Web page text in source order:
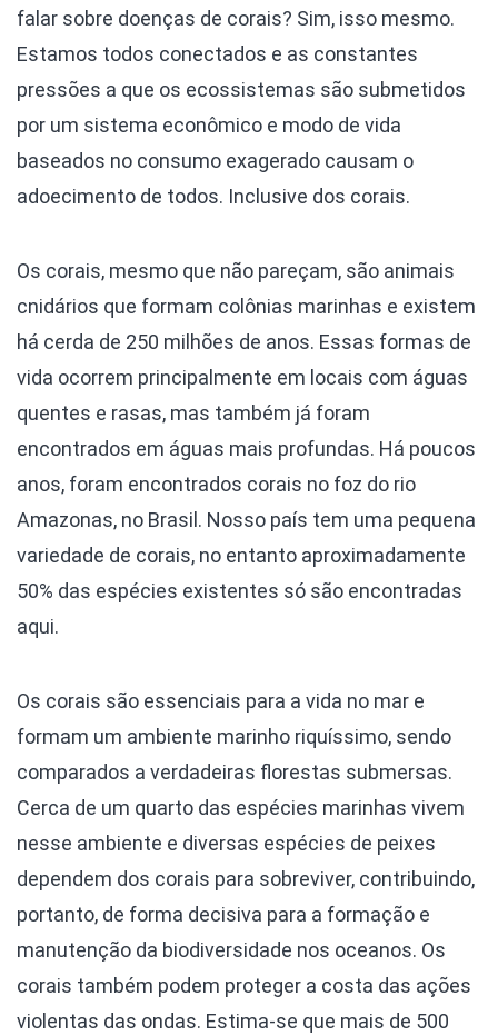
falar sobre doenças de corais? Sim, isso mesmo.
Estamos todos conectados e as constantes
pressões a que os ecossistemas são submetidos
por um sistema econômico e modo de vida
baseados no consumo exagerado causam o
adoecimento de todos. Inclusive dos corais.
Os corais, mesmo que não pareçam, são animais
cnidários que formam colônias marinhas e existem
há cerda de 250 milhões de anos. Essas formas de
vida ocorrem principalmente em locais com águas
quentes e rasas, mas também já foram
encontrados em águas mais profundas. Há poucos
anos, foram encontrados corais no foz do rio
Amazonas, no Brasil. Nosso país tem uma pequena
variedade de corais, no entanto aproximadamente
50% das espécies existentes só são encontradas
aqui.
Os corais são essenciais para a vida no mar e
formam um ambiente marinho riquíssimo, sendo
comparados a verdadeiras florestas submersas.
Cerca de um quarto das espécies marinhas vivem
nesse ambiente e diversas espécies de peixes
dependem dos corais para sobreviver, contribuindo,
portanto, de forma decisiva para a formação e
manutenção da biodiversidade nos oceanos. Os
corais também podem proteger a costa das ações
violentas das ondas. Estima-se que mais de 500